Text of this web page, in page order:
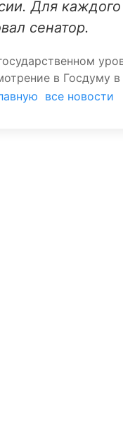
Для
сенатор.
в Госдуму
все новости